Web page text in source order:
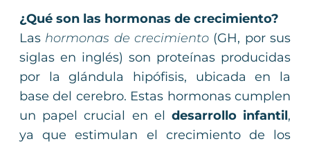
¿Qué son las hormonas de crecimiento?
Las hormonas de crecimiento (GH, por sus
siglas en inglés) son proteínas producidas
por la glándula hipófisis, ubicada en la
base del cerebro. Estas hormonas cumplen
un papel crucial en el desarrollo infantil,
ya que estimulan el crecimiento de los